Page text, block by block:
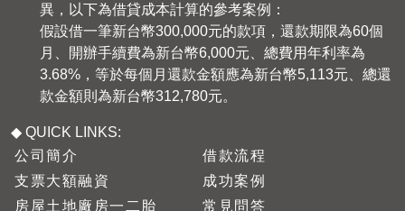
異，以下為借貸成本計算的參考案例：
假設借一筆新台幣300,000元的款項，還款期限為60個
月、開辦手續費為新台幣6,000元、總費用年利率為
3.68%，等於每個月還款金額應為新台幣5,113元、總還
款金額則為新台幣312,780元。
◆ QUICK LINKS:
公司簡介
借款流程
支票大額融資
成功案例
房屋土地廠房一二胎
常見問答